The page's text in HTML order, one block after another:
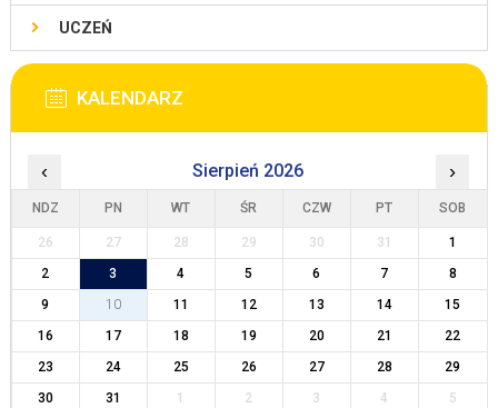
UCZEŃ
KALENDARZ
‹ Sierpień 2026 ›
NDZ PN WT ŚR CZW PT SOB
26 27 28 29 30 31
1
2
3 4 5 6 7
8
9
10 11 12 13 14
15
16
17 18 19 20 21
22
23
24 25 26 27 28
29
30
31 1 2 3 4 5